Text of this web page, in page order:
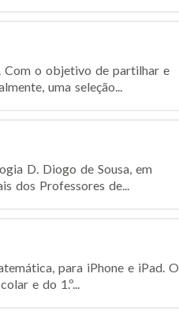
Com o objetivo de partilhar e
uma seleção...
D. Diogo de Sousa, em
dos Professores de...
para iPhone e iPad. O
e do 1.º...